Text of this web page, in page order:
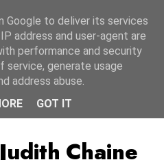
EYM2022
Chaine
Google to deliver its services
address and user-agent are
performance and security
generate usage
address abuse.
GOT IT